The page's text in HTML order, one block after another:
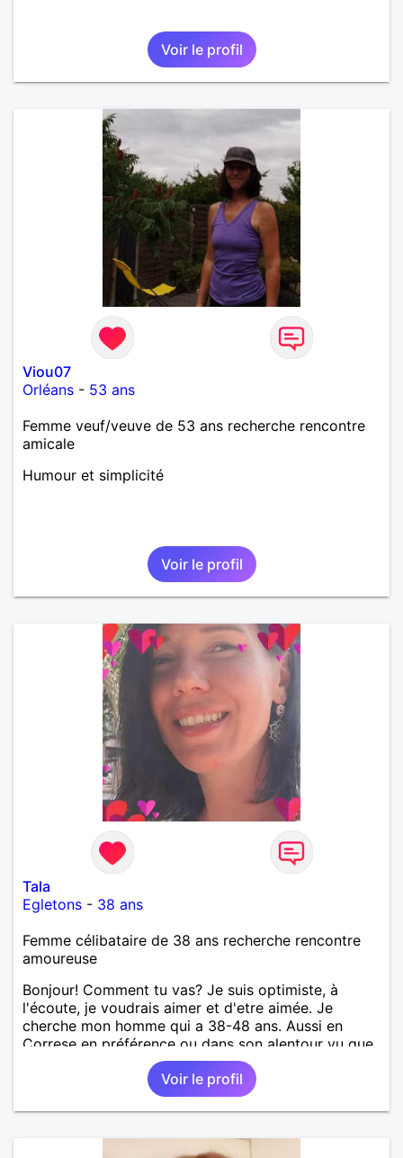
Voir le profil
Viou07
Orléans - 53 ans
Femme veuf/veuve de 53 ans recherche rencontre
amicale
Humour et simplicité
Voir le profil
Tala
Egletons - 38 ans
Femme célibataire de 38 ans recherche rencontre
amoureuse
Bonjour! Comment tu vas? Je suis optimiste, à
l'écoute, je voudrais aimer et d'etre aimée. Je
cherche mon homme qui a 38-48 ans. Aussi en
Correse en préférence ou dans son alentour vu que
je travaille en CDI et je ne peux pas souvent
voyager loin. Merci. Bon chance à tout le monde.
Voir le profil